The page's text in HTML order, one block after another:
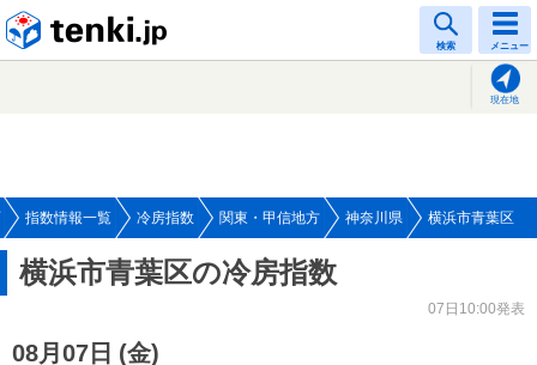
検索 メニュー
現在地
指数情報一覧 冷房指数 関東・甲信地方 神奈川県 横浜市青葉区
横浜市青葉区の冷房指数
07日10:00発表
08月07日 (金)